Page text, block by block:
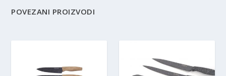
POVEZANI PROIZVODI